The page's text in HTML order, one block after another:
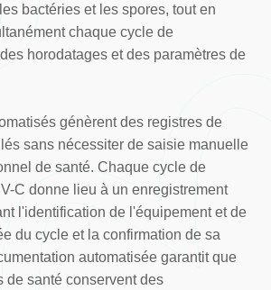
bactéries et les spores, tout en
chaque cycle de
horodatages et des paramètres de
génèrent des registres de
sans nécessiter de saisie manuelle
de santé. Chaque cycle de
C donne lieu à un enregistrement
l'identification de l'équipement et de
du cycle et la confirmation de sa
automatisée garantit que
de santé conservent des